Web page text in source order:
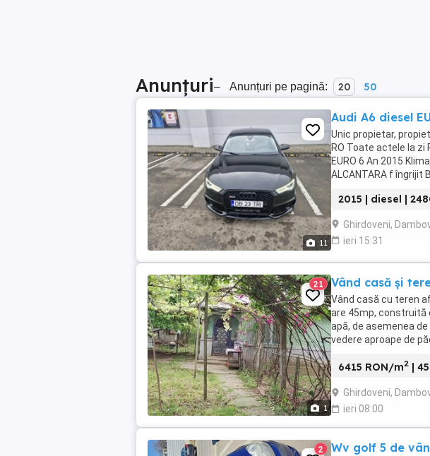
Anunțuri– Anunțuri pe pagină: 20 50
11
Audi A6 diesel
Unic propietar,
RO Toate actele la zi
EURO 6 An 2015
ALCANTARA f îngrijit
2015 | diesel |
Ghirdoveni,
ieri 15:31
1
21 Vând casă și
Vând casă cu teren
are 45mp, construită
apă, de asemenea
vedere aproape de
6415 RON/m2 |
Ghirdoveni,
ieri 08:00
2 Wv golf 5 de